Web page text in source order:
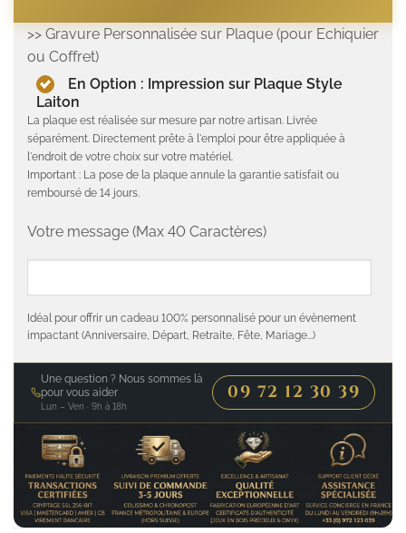
>> Gravure Personnalisée sur Plaque (pour Echiquier
ou Coffret)
En Option : Impression sur Plaque Style
Laiton
La plaque est réalisée sur mesure par notre artisan. Livrée
séparément. Directement prête à l'emploi pour être appliquée à
l'endroit de votre choix sur votre matériel.
Important : La pose de la plaque annule la garantie satisfait ou
remboursé de 14 jours.
Votre message (Max 40 Caractères)
Idéal pour offrir un cadeau 100% personnalisé pour un évènement
impactant (Anniversaire, Départ, Retraite, Fête, Mariage...)
Une question ? Nous sommes là
pour vous aider
Lun – Ven · 9h à 18h
09 72 12 30 39